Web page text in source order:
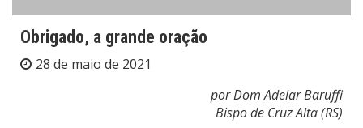
Obrigado, a grande oração
28 de maio de 2021
por Dom Adelar Baruffi
Bispo de Cruz Alta (RS)